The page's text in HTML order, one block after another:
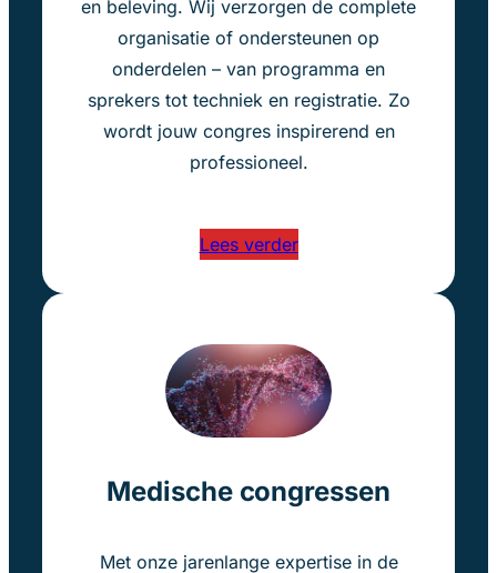
en beleving. Wij verzorgen de complete
organisatie of ondersteunen op
onderdelen – van programma en
sprekers tot techniek en registratie. Zo
wordt jouw congres inspirerend en
professioneel.
Lees verder
Medische congressen
Met onze jarenlange expertise in de